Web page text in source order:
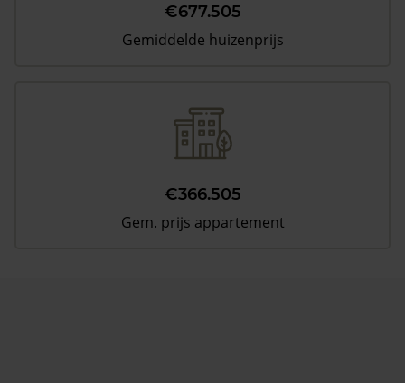
€677.505
Gemiddelde huizenprijs
€366.505
Gem. prijs appartement